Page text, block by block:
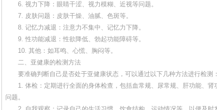
6. 视力下降：眼睛干涩、视力模糊、近视等问题。
7. 皮肤问题：皮肤干燥、油腻、色斑等。
8. 记忆力减退：注意力不集中、记忆力下降。
9. 性功能减退：性欲降低、勃起功能障碍等。
10. 其他：如耳鸣、心慌、胸闷等。
二、亚健康的检测方法
要准确判断自己是否处于亚健康状态，可以通过以下几种方法进行检测
1. 体检：定期进行全面的身体检查，包括血常规、尿常规、肝功能、
问题。